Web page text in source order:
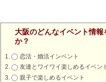
大阪のどんなイベント情
か？
恋活・婚活インベント
友達とワイワイ楽しめるイベン
親子で楽しめるイベント